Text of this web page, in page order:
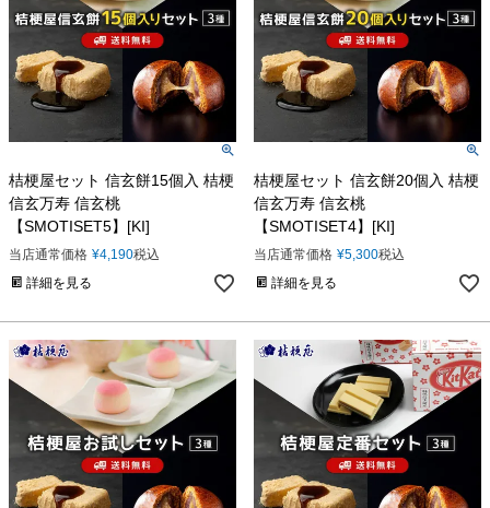
桔梗屋セット 信玄餅15個入 桔梗
信玄万寿 信玄桃
【SMOTISET5】[KI]
当店通常価格 ¥4,190税込
詳細を見る
桔梗屋セット 信玄餅20個入 桔梗
信玄万寿 信玄桃
【SMOTISET4】[KI]
当店通常価格 ¥5,300税込
詳細を見る